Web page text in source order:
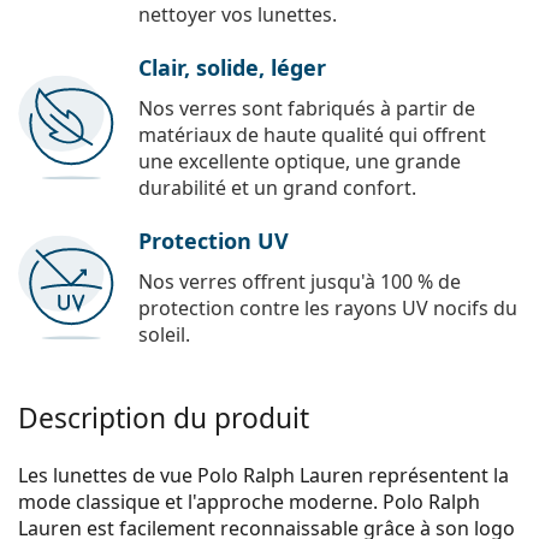
nettoyer vos lunettes.
Clair, solide, léger
Nos verres sont fabriqués à partir de
matériaux de haute qualité qui offrent
une excellente optique, une grande
durabilité et un grand confort.
Protection UV
Nos verres offrent jusqu'à 100 % de
protection contre les rayons UV nocifs du
soleil.
Description du produit
Les lunettes de vue Polo Ralph Lauren représentent la
mode classique et l'approche moderne. Polo Ralph
Lauren est facilement reconnaissable grâce à son logo